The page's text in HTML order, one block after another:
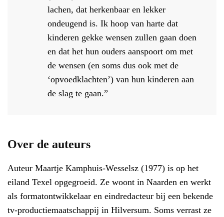
lachen, dat herkenbaar en lekker
ondeugend is. Ik hoop van harte dat
kinderen gekke wensen zullen gaan doen
en dat het hun ouders aanspoort om met
de wensen (en soms dus ook met de
‘opvoedklachten’) van hun kinderen aan
de slag te gaan.”
Over de auteurs
Auteur Maartje Kamphuis-Wesselsz (1977) is op het
eiland Texel opgegroeid. Ze woont in Naarden en werkt
als formatontwikkelaar en eindredacteur bij een bekende
tv-productiemaatschappij in Hilversum. Soms verrast ze